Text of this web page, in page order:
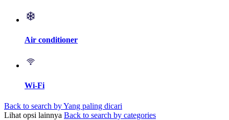
Air conditioner
Wi-Fi
Back to search by Yang paling dicari
Lihat opsi lainnya Back to search by categories